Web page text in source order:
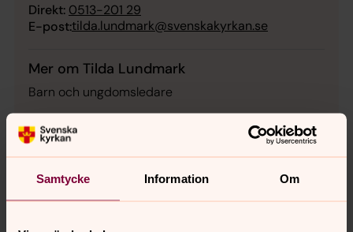
Samtycke Information Om
Direkt: 0513-201 29
E-post:tilda.lundmark@svenskakyrkan.se
Mer om Tilda Lundmark
Barn och ungdomsledare